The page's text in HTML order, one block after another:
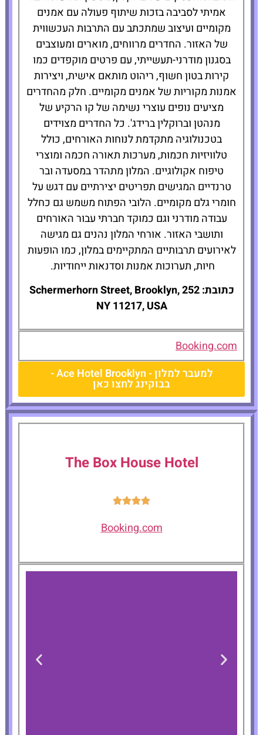
אמיתי לסביבה בזכות שיתוף פעולה עם אמנים
מקומיים ועיצוב שמתכתב עם התרבות העכשווית
של האזור. החדרים מרווחים, מוארים ומעוצבים
בסגנון מודרני-תעשייתי, עם פרטים מוקפדים כמו
קירות בטון חשוף, ריהוט מותאם אישית, ויצירות
אמנות מקוריות של אמנים מקומיים. חלק מהחדרים
מציעים נופים עוצרי נשימה של קו הרקיע של
מנהטן וברוקלין ברידג'. כל החדרים מצוידים
בטכנולוגיה מתקדמת לנוחות האורחים, כולל
טלוויזיות חכמות, מערכות תאורה חכמה ומוצרי
טיפוח אקולוגיים. המלון מתהדר במסעדה ובר
טרנדיים המגישים תפריטים יצירתיים עם דגש על
חומרי גלם מקומיים. הלובי הפתוח משמש גם כחלל
עבודה מודרני וגם כמוקד חברתי עבור האורחים
ותושבי האזור. אורחי המלון נהנים גם מגישה
לאירועים תרבותיים המתקיימים במלון, כמו הופעות
חיות, תערוכות אמנות וסדנאות ייחודיות.
כתובת: 252 Schermerhorn Street, Brooklyn,
NY 11217, USA
Booking.com
למעבר למלון - Ace Hotel Brooklyn -
בבוקינג לחצו כאן
The Box House Hotel
Booking.com